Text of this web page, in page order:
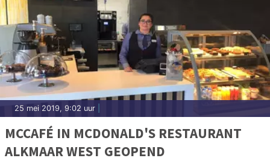
25 mei 2019, 9:02 uur
MCCAFÉ IN MCDONALD'S RESTAURANT
ALKMAAR WEST GEOPEND